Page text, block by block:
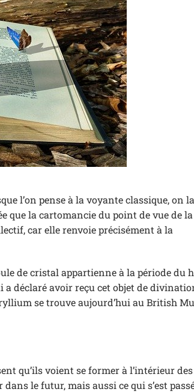
l’on pense à la voyante classique, on
que la cartomancie du point de vue de la
car elle renvoie précisément à la
de cristal appartienne à la période du
a déclaré avoir reçu cet objet de
se trouve aujourd’hui au British
qu’ils voient se former à l’intérieur des
le futur, mais aussi ce qui s’est